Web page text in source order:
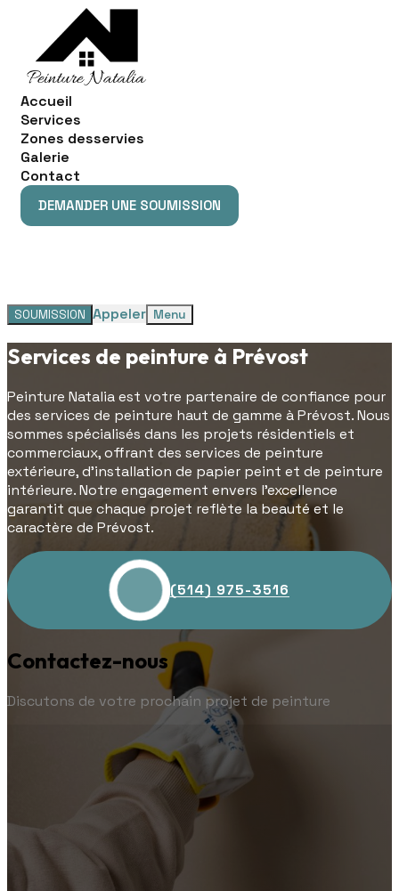
Accueil
Services
Zones desservies
Galerie
Contact
DEMANDER UNE SOUMISSION
SOUMISSION Appeler Menu
Services de peinture à Prévost
Peinture Natalia est votre partenaire de confiance pour
des services de peinture haut de gamme à Prévost. Nous
sommes spécialisés dans les projets résidentiels et
commerciaux, offrant des services de peinture
extérieure, d'installation de papier peint et de peinture
intérieure. Notre engagement envers l'excellence
garantit que chaque projet reflète la beauté et le
caractère de Prévost.
(514) 975-3516
Contactez-nous
Discutons de votre prochain projet de peinture